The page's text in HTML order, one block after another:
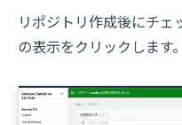
リポジトリ作成後にチェ
の表示をクリックします。